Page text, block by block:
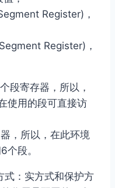
Register)，
Register)，
段寄存器，所以，
使用的段可直接访
，所以，在此环境
个段。
式：实方式和保护方